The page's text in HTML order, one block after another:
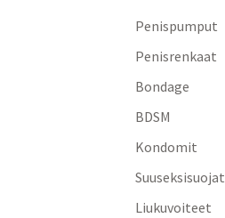
Penispumput
Penisrenkaat
Bondage
BDSM
Kondomit
Suuseksisuojat
Liukuvoiteet